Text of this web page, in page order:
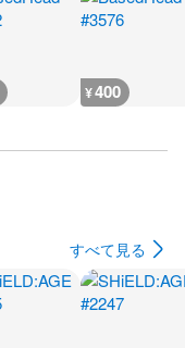
¥400
すべて見る